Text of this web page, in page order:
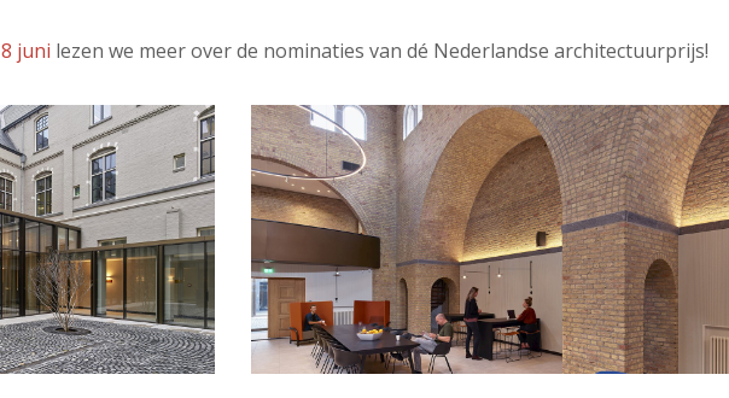
juni lezen we meer over de nominaties van dé Nederlandse architectuurprijs!